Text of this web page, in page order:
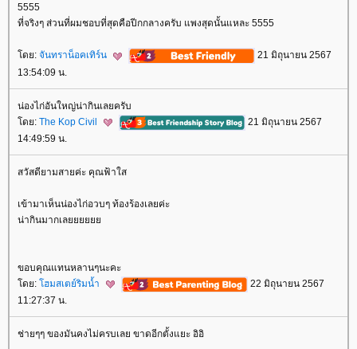
5555
ที่จริงๆ ส่วนที่ผมชอบที่สุดคือปีกกลางครับ แพงสุดนั้นแหละ 5555
ดย: จันทราน็อคเทิร์น
21 มิถุนายน 2567
13:54:09 น.
น่องไก่อันใหญ่น่ากินเลยครับ
ดย: The Kop Civil
21 มิถุนายน 2567
14:49:59 น.
สวัสดียามสายค่ะ คุณฟ้าใส
เข้ามาเห็นน่องไก่อวบๆ ท้องร้องเลยค่ะ
น่ากินมากเล
ขอบคุณแทนหลานๆนะคะ
ดย: ฮมสเตย์ริมน้ำ
22 มิถุนายน 2567
11:27:37 น.
ช่ายๆๆ ของมันคงไม่ครบเลย ขาดอีกตั้งแยะ อิอิ